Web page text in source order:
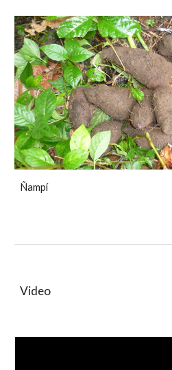
Ñampí
Video